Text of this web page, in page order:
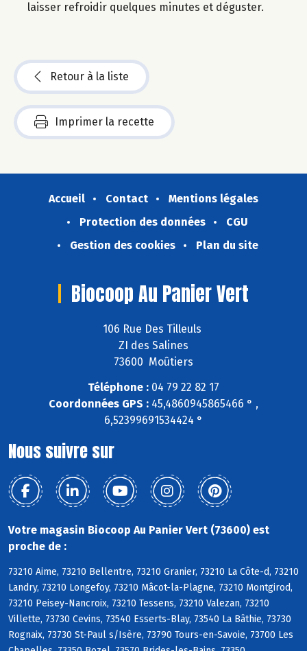
laisser refroidir quelques minutes et déguster.
Retour à la liste
Imprimer la recette
Accueil Contact
Mentions légales
Protection des données
CGU
Gestion des cookies
Plan du site
Biocoop Au Panier Vert
106 Rue Des Tilleuls
ZI des Salines
73600 Moûtiers
Téléphone : 04 79 22 82 17
Coordonnées GPS : 45,4860945865466 ° ,
6,52399691534424 °
Nous suivre sur
Votre magasin Biocoop Au Panier Vert (73600) est
proche de :
73210 Aime, 73210 Bellentre, 73210 Granier, 73210 La Côte-d, 73210
Landry, 73210 Longefoy, 73210 Mâcot-la-Plagne, 73210 Montgirod,
73210 Peisey-Nancroix, 73210 Tessens, 73210 Valezan, 73210
Villette, 73730 Cevins, 73540 Esserts-Blay, 73540 La Bâthie, 73730
Rognaix, 73730 St-Paul s/Isère, 73790 Tours-en-Savoie, 73700 Les